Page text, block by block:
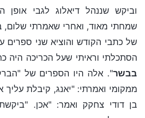
וביקש שננהל דיאלוג לגבי אופן
שמחתי מאוד, ואחרי שאמרתי שלום,
של כתבי הקודש והוציא שני ספרים
הסתכלתי וראיתי שעל הכריכה היה
בבשר". אלה היו הספרים של
ממקומי ואמרתי: "יאנג, קיבלת
בן דודי צחקק ואמר: "אכן.